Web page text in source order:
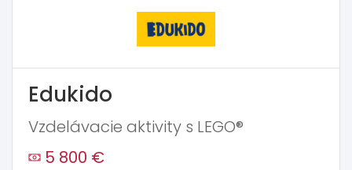
Edukido
Vzdelávacie aktivity s LEGO®
5 800 €